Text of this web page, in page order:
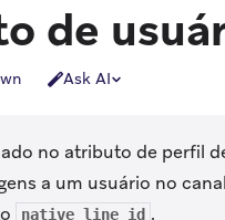
de
Ask AI
no atributo de perfil
a um usuário no
native_line_id .